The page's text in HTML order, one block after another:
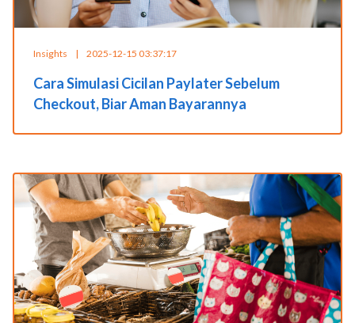
Insights | 2025-12-15 03:37:17
Cara Simulasi Cicilan Paylater Sebelum
Checkout, Biar Aman Bayarannya